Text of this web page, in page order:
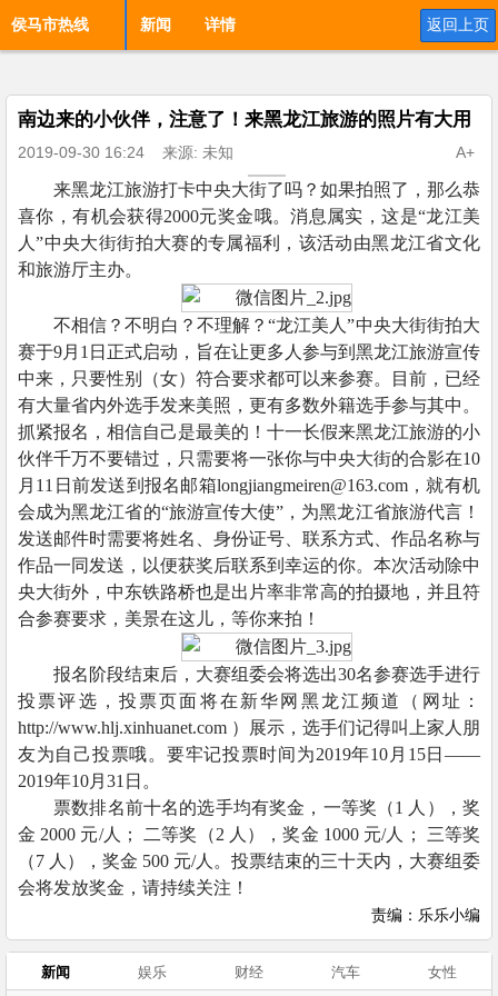
侯马市热线 新闻 详情 返回上页
南边来的小伙伴，注意了！来黑龙江旅游的照片有大用
2019-09-30 16:24 来源: 未知 A+
来黑龙江旅游打卡中央大街了吗？如果拍照了，那么恭
喜你，有机会获得2000元奖金哦。消息属实，这是“龙江美
人”中央大街街拍大赛的专属福利，该活动由黑龙江省文化
和旅游厅主办。
不相信？不明白？不理解？“龙江美人”中央大街街拍大
赛于9月1日正式启动，旨在让更多人参与到黑龙江旅游宣传
中来，只要性别（女）符合要求都可以来参赛。目前，已经
有大量省内外选手发来美照，更有多数外籍选手参与其中。
抓紧报名，相信自己是最美的！十一长假来黑龙江旅游的小
伙伴千万不要错过，只需要将一张你与中央大街的合影在10
月11日前发送到报名邮箱longjiangmeiren@163.com，就有机
会成为黑龙江省的“旅游宣传大使”，为黑龙江省旅游代言！
发送邮件时需要将姓名、身份证号、联系方式、作品名称与
作品一同发送，以便获奖后联系到幸运的你。本次活动除中
央大街外，中东铁路桥也是出片率非常高的拍摄地，并且符
合参赛要求，美景在这儿，等你来拍！
报名阶段结束后，大赛组委会将选出30名参赛选手进行
投票评选，投票页面将在新华网黑龙江频道（网址：
http://www.hlj.xinhuanet.com ）展示，选手们记得叫上家人朋
友为自己投票哦。要牢记投票时间为2019年10月15日——
2019年10月31日。
票数排名前十名的选手均有奖金，一等奖（1 人），奖
金 2000 元/人； 二等奖（2 人），奖金 1000 元/人； 三等奖
（7 人），奖金 500 元/人。投票结束的三十天内，大赛组委
会将发放奖金，请持续关注！
责编：乐乐小编
新闻 娱乐 财经 汽车 女性